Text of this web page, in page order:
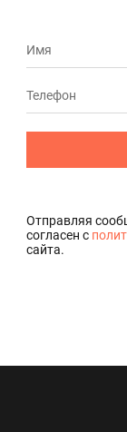
Отправляя
согласен с
сайта.